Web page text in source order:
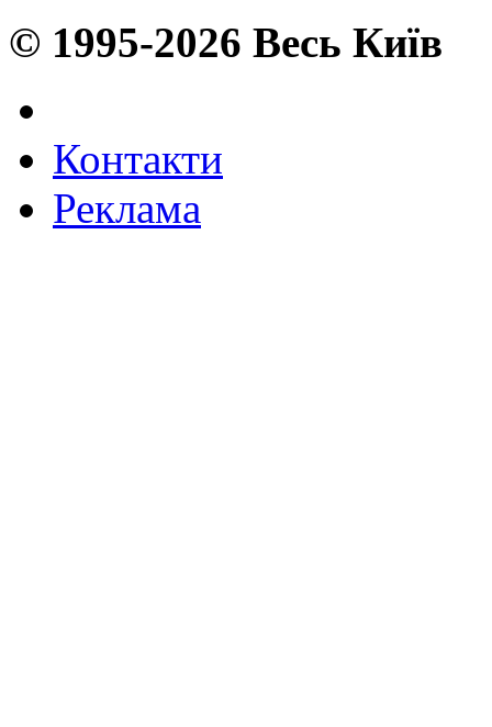
© 1995-2026 Весь Київ
Контакти
Реклама